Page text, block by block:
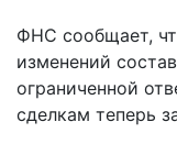
ФНС сообщает,
изменений
ограниченной
сделкам теперь